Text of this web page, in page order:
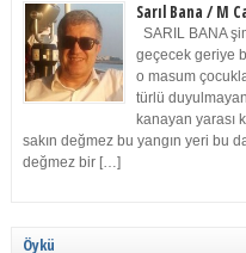
Sarıl Bana / M
SARIL BANA
geçecek geriye
o masum
türlü
kanayan yarası
sakın değmez bu yangın yeri bu
değmez bir […]
Öykü